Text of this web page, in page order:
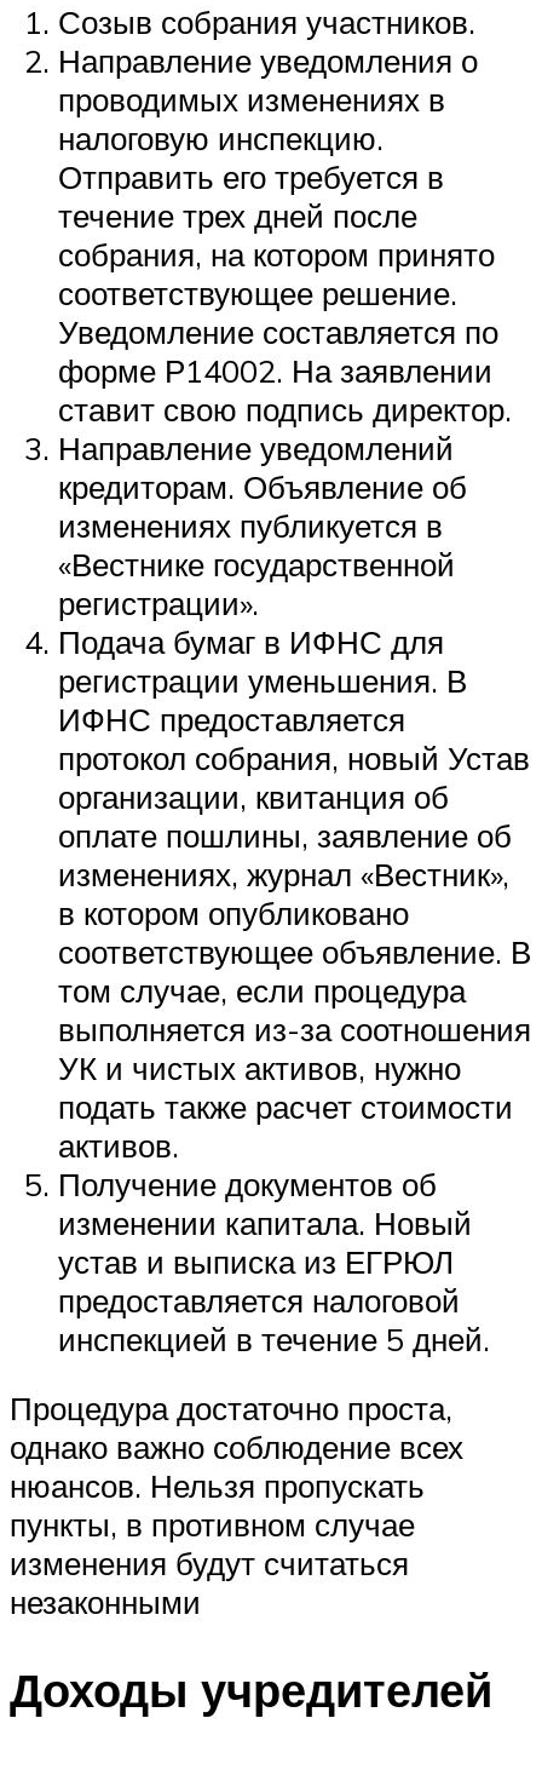
Созыв собрания участников.
Направление уведомления о
проводимых изменениях в
налоговую инспекцию.
Отправить его требуется в
течение трех дней после
собрания, на котором принято
соответствующее решение.
Уведомление составляется по
форме Р14002. На заявлении
ставит свою подпись директор.
Направление уведомлений
кредиторам. Объявление об
изменениях публикуется в
«Вестнике государственной
регистрации».
Подача бумаг в ИФНС для
регистрации уменьшения. В
ИФНС предоставляется
протокол собрания, новый Устав
организации, квитанция об
оплате пошлины, заявление об
изменениях, журнал «Вестник»,
в котором опубликовано
соответствующее объявление. В
том случае, если процедура
выполняется из-за соотношения
УК и чистых активов, нужно
подать также расчет стоимости
активов.
Получение документов об
изменении капитала. Новый
устав и выписка из ЕГРЮЛ
предоставляется налоговой
инспекцией в течение 5 дней.
Процедура достаточно проста,
однако важно соблюдение всех
нюансов. Нельзя пропускать
пункты, в противном случае
изменения будут считаться
незаконными
Доходы учредителей